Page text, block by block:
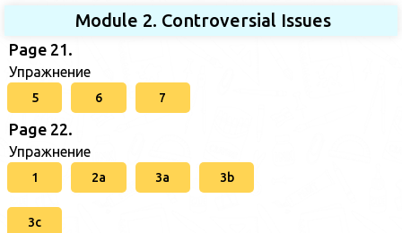
Module 2. Controversial Issues
Page 21.
Упражнение
5 6 7
Page 22.
Упражнение
1 2a 3a 3b
3c